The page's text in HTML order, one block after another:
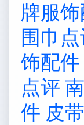
牌服
围巾
饰配
点评
件 皮